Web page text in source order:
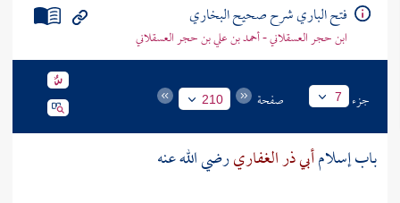
فتح الباري شرح صحيح البخاري
ابن حجر العسقلاني - أحمد بن علي بن حجر العسقلاني
جزء 7 صفحة 210
باب إسلامأبي ذر الغفاريرضي الله عنه